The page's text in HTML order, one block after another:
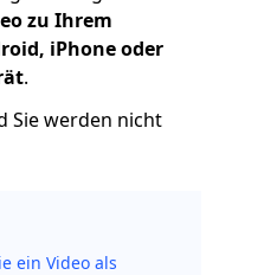
zu Ihrem
iPhone oder
.
Sie werden nicht
ein Video als